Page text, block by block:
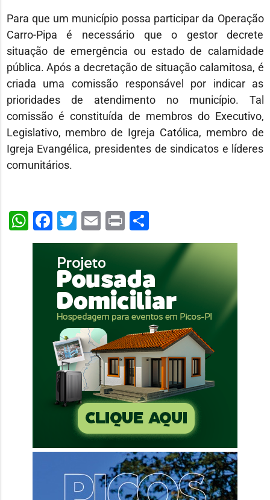
Para que um município possa participar da Operação
Carro-Pipa é necessário que o gestor decrete
situação de emergência ou estado de calamidade
pública. Após a decretação de situação calamitosa, é
criada uma comissão responsável por indicar as
prioridades de atendimento no município. Tal
comissão é constituída de membros do Executivo,
Legislativo, membro de Igreja Católica, membro de
Igreja Evangélica, presidentes de sindicatos e líderes
comunitários.
WhatsApp
Facebook
Twitter
Email
PrintShare